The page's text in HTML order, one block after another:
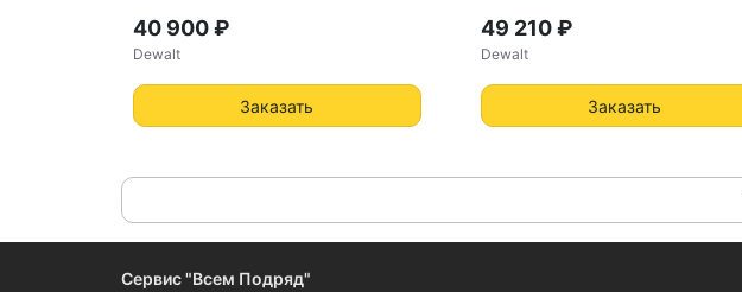
40 900 ₽
Dewalt
Заказать
49 210 ₽
Dewalt
Заказать
Сервис "Всем Подряд"